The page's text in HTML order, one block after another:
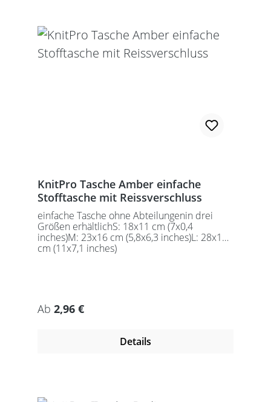
KnitPro Tasche Amber einfache
Stofftasche mit Reissverschluss
einfache Tasche ohne Abteilungenin drei
Größen erhältlichS: 18x11 cm (7x0,4
inches)M: 23x16 cm (5,8x6,3 inches)L: 28x18
cm (11x7,1 inches)
Regulärer Preis:
Ab 2,96 €
Details